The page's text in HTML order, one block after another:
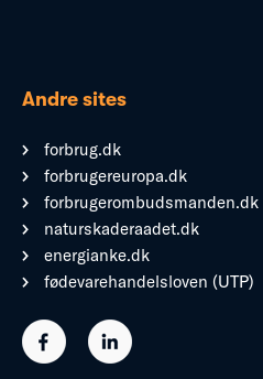
Andre sites
forbrug.dk
forbrugereuropa.dk
forbrugerombudsmanden.dk
naturskaderaadet.dk
energianke.dk
fødevarehandelsloven (UTP)